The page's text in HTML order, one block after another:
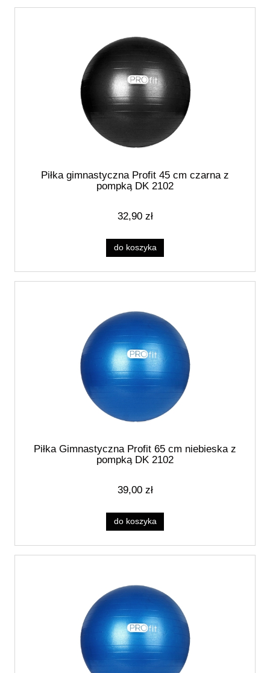
Piłka gimnastyczna Profit 45 cm czarna z
pompką DK 2102
32,90 zł
do koszyka
Piłka Gimnastyczna Profit 65 cm niebieska z
pompką DK 2102
39,00 zł
do koszyka